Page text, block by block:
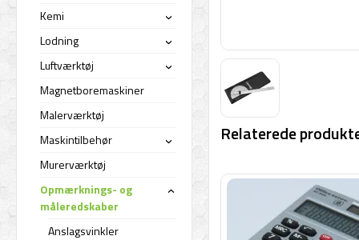
Relaterede
Kemi ›
Lodning ›
Luftværktøj ›
Magnetboremaskiner
Malerværktøj
Maskintilbehør
›
Murerværktøj
Opmærknings- og
måleredskaber
›
Anslagsvinkler